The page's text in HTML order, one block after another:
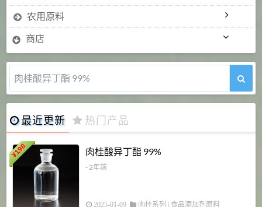
农用原料
商店
肉桂醛 99%
最近更新 热门产品
¥
198 肉桂酸异丁酯 99%
- 2年前
2025-01-09 肉桂系列 | 食品添加剂原料